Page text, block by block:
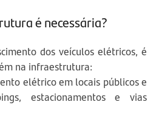
é necessária?
dos veículos elétricos, é
na infraestrutura:
elétrico em locais públicos e
estacionamentos e vias